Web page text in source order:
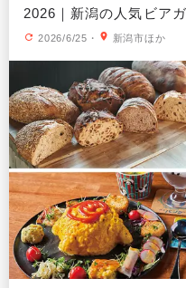
2026｜新潟の人気ビア
2026/6/25 ・ 新潟市ほか